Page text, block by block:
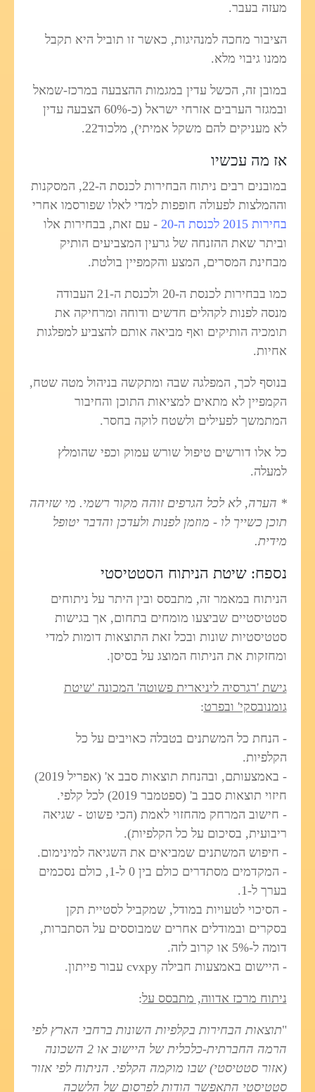
מעזה בעבר.
הציבור מחכה למנהיגות, כאשר זו תוביל היא תקבל
ממנו גיבוי מלא.
במובן זה, הכשל עדין במגמות ההצבעה במרכז-שמאל
ובמגזר הערבים אזרחי ישראל (כ-60% הצבעה עדין
לא מעניקים להם משקל אמיתי), מלכוד22.
אז מה עכשיו
במובנים רבים ניתוח הבחירות לכנסת ה-22, המסקנות
וההמלצות לפעולה חופפות למדי לאלו שפורסמו אחרי
בחירות 2015 לכנסת ה-20
- עם זאת, בבחירות אלו
וביתר שאת ההזנחה של גרעין המצביעים הותיק
מבחינת המסרים, המצע והקמפיין בולטת.
כמו בבחירות לכנסת ה-20 ולכנסת ה-21 העבודה
מנסה לפנות לקהלים חדשים ודוחה ומרחיקה את
תומכיה הותיקים ואף מביאה אותם להצביע למפלגות
אחיות.
בנוסף לכך, המפלגה שבה ומתקשה בניהול מטה שטח,
הקמפיין לא מתאים למציאות התוכן והחיבור
המתמשך לפעילים ולשטח לוקה בחסר.
כל אלו דורשים טיפול שורש עמוק וכפי שהומלץ
למעלה.
* הערה, לא לכל הגרפים זוהה מקור רשמי. מי שזיהה
תוכן כשייך לו - מוזמן לפנות ולעדכן והדבר יטופל
מידית.
נספח: שיטת הניתוח הסטטיסטי
הניתוח במאמר זה, מתבסס ובין היתר על ניתוחים
סטטיסטיים שביצעו מומחים בתחום, אך בגישות
סטטיסטיות שונות ובכל זאת התוצאות דומות למדי
ומחזקות את הניתוח המוצג על בסיסן.
גישת 'רגרסיה ליניארית פשוטה' המכונה 'שיטת
גומנובסקי' ובפרט:
- הנחת כל המשתנים בטבלה כאויבים על כל
הקלפיות.
- באמצעותם, ובהנחת תוצאות סבב א' (אפריל 2019)
חיזוי תוצאות סבב ב' (ספטמבר 2019) לכל קלפי.
- חישוב המרחק מהחזוי לאמת (הכי פשוט - שגיאה
ריבועית, בסיכום על כל הקלפיות).
- חיפוש המשתנים שמביאים את השגיאה למינימום.
- המקדמים מסתדרים כולם בין 0 ל-1, כולם נסכמים
בערך ל-1.
- הסיכוי לטעויות במודל, שמקביל לסטיית תקן
בסקרים ובמודלים אחרים שמבוססים על הסתברות,
דומה ל-5% או קרוב לזה.
- היישום באמצעות חבילה cvxpy עבור פייתון.
ניתוח מרכז אדווה, מתבסס על:
"תוצאות הבחירות בקלפיות השונות ברחבי הארץ לפי
הרמה החברתית-כלכלית של היישוב או 2 השכונה
(אזור סטטיסטי) שבו מוקמה הקלפי. הניתוח לפי אזור
סטטיסטי התאפשר הודות לפרסום של הלשכה